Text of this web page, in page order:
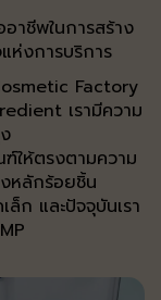
าชีพในการสร้าง
ห่งการบริการ
Factory
เรามีความ
ให้ตรงตามความ
หลักร้อยชิ้น
ล็ก และปัจจุบันเรา